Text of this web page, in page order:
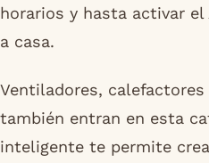
horarios y hasta activar el
a casa.
Ventiladores,
también entran en esta
inteligente te permite